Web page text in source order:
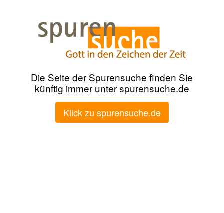
Die Seite der Spurensuche finden Sie
künftig immer unter spurensuche.de
Klick zu spurensuche.de